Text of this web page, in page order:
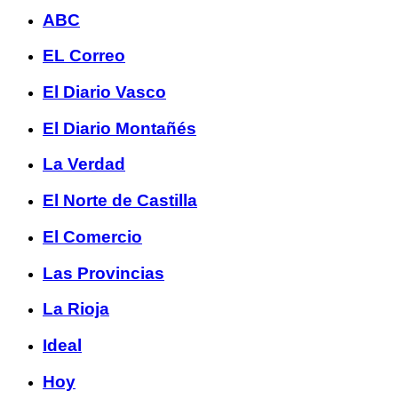
ABC
EL Correo
El Diario Vasco
El Diario Montañés
La Verdad
El Norte de Castilla
El Comercio
Las Provincias
La Rioja
Ideal
Hoy